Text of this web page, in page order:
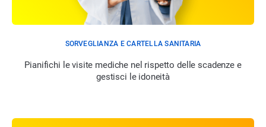
SORVEGLIANZA E CARTELLA SANITARIA
Pianifichi le visite mediche nel rispetto delle scadenze e
gestisci le idoneità